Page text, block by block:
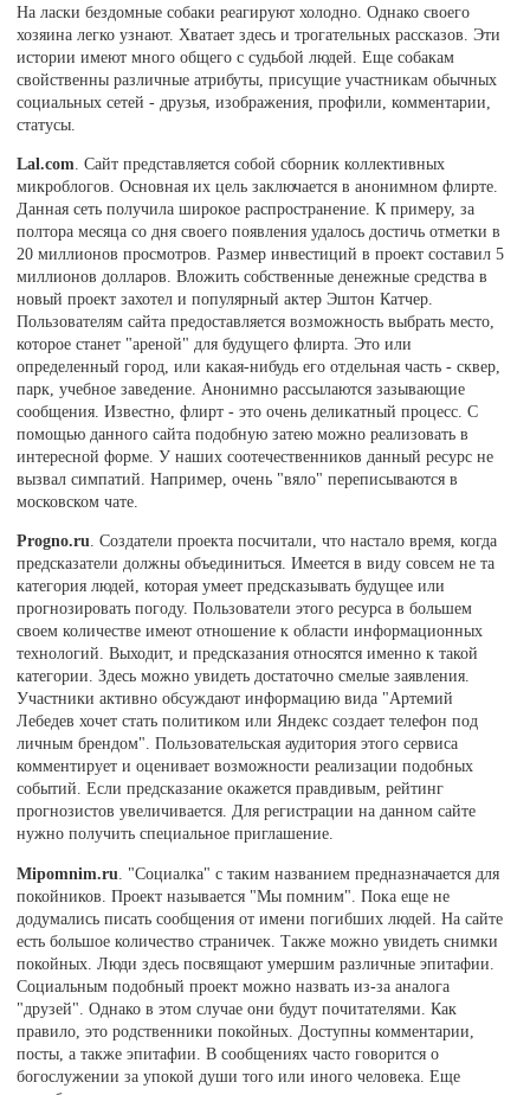
На ласки бездомные собаки реагируют холодно. Однако своего
хозяина легко узнают. Хватает здесь и трогательных рассказов. Эти
истории имеют много общего с судьбой людей. Еще собакам
свойственны различные атрибуты, присущие участникам обычных
социальных сетей - друзья, изображения, профили, комментарии,
статусы.
Lal.com . Сайт представляется собой сборник коллективных
микроблогов. Основная их цель заключается в анонимном флирте.
Данная сеть получила широкое распространение. К примеру, за
полтора месяца со дня своего появления удалось достичь отметки в
20 миллионов просмотров. Размер инвестиций в проект составил 5
миллионов долларов. Вложить собственные денежные средства в
новый проект захотел и популярный актер Эштон Катчер.
Пользователям сайта предоставляется возможность выбрать место,
которое станет "ареной" для будущего флирта. Это или
определенный город, или какая-нибудь его отдельная часть - сквер,
парк, учебное заведение. Анонимно рассылаются зазывающие
сообщения. Известно, флирт - это очень деликатный процесс. С
помощью данного сайта подобную затею можно реализовать в
интересной форме. У наших соотечественников данный ресурс не
вызвал симпатий. Например, очень "вяло" переписываются в
московском чате.
Progno.ru. Создатели проекта посчитали, что настало время, когда
предсказатели должны объединиться. Имеется в виду совсем не та
категория людей, которая умеет предсказывать будущее или
прогнозировать погоду. Пользователи этого ресурса в большем
своем количестве имеют отношение к области информационных
технологий. Выходит, и предсказания относятся именно к такой
категории. Здесь можно увидеть достаточно смелые заявления.
Участники активно обсуждают информацию вида "Артемий
Лебедев хочет стать политиком или Яндекс создает телефон под
личным брендом". Пользовательская аудитория этого сервиса
комментирует и оценивает возможности реализации подобных
событий. Если предсказание окажется правдивым, рейтинг
прогнозистов увеличивается. Для регистрации на данном сайте
нужно получить специальное приглашение.
Mipomnim.ru . "Социалка" с таким названием предназначается для
покойников. Проект называется "Мы помним". Пока еще не
додумались писать сообщения от имени погибших людей. На сайте
есть большое количество страничек. Также можно увидеть снимки
покойных. Люди здесь посвящают умершим различные эпитафии.
Социальным подобный проект можно назвать из-за аналога
"друзей". Однако в этом случае они будут почитателями. Как
правило, это родственники покойных. Доступны комментарии,
посты, а также эпитафии. В сообщениях часто говорится о
богослужении за упокой души того или иного человека. Еще